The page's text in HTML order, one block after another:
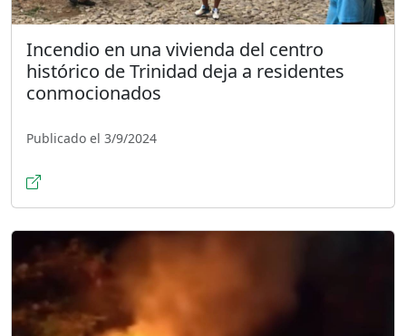
Incendio en una vivienda del centro
histórico de Trinidad deja a residentes
conmocionados
Publicado el 3/9/2024